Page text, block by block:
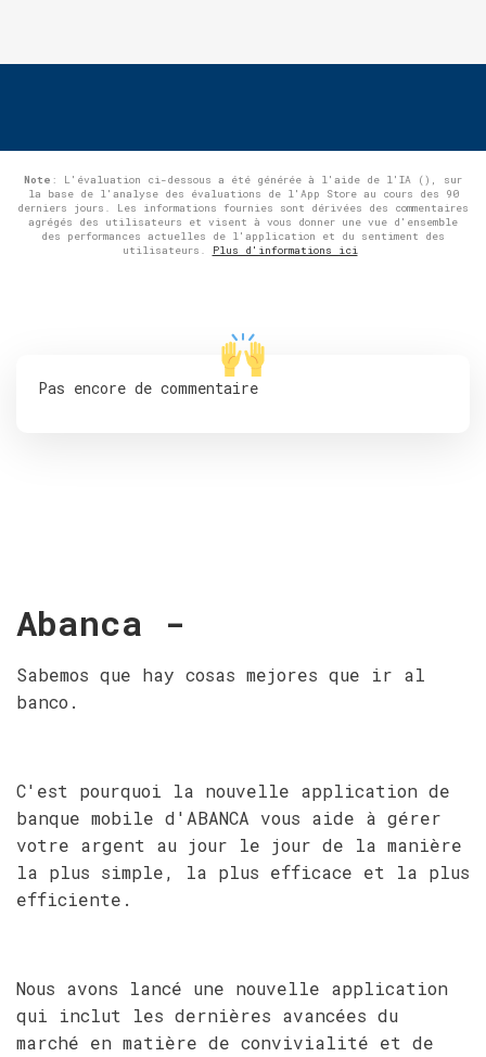
Note : L'évaluation ci-dessous a été générée à l'aide de l'IA (), sur
la base de l'analyse des évaluations de l'App Store au cours des 90
derniers jours. Les informations fournies sont dérivées des commentaires
agrégés des utilisateurs et visent à vous donner une vue d'ensemble
des performances actuelles de l'application et du sentiment des
utilisateurs.
Plus d'informations ici
Pas encore de commentaire
Abanca -
Sabemos que hay cosas mejores que ir al
banco.
C'est pourquoi la nouvelle application de
banque mobile d'ABANCA vous aide à gérer
votre argent au jour le jour de la manière
la plus simple, la plus efficace et la plus
efficiente.
Nous avons lancé une nouvelle application
qui inclut les dernières avancées du
marché en matière de convivialité et de